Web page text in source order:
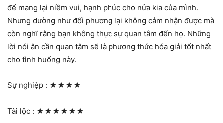
để mang lại niềm vui, hạnh phúc cho nửa kia của mình.
Nhưng dường như đối phương lại không cảm nhận được mà
còn nghĩ rằng bạn không thực sự quan tâm đến họ. Những
lời nói ân cần quan tâm sẽ là phương thức hóa giải tốt nhất
cho tình huống này.
Sự nghiệp : ★★★★
Tài lộc : ★★★★★★